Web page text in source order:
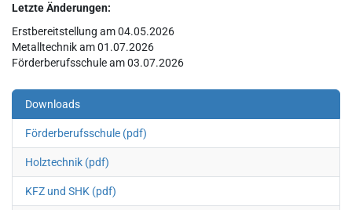
Letzte Änderungen:
Erstbereitstellung am 04.05.2026
Metalltechnik am 01.07.2026
Förderberufsschule am 03.07.2026
Downloads
Förderberufsschule (pdf)
Holztechnik (pdf)
KFZ und SHK (pdf)